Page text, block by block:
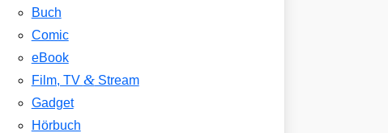
Buch
Comic
eBook
Film, TV &Stream
Gadget
Hörbuch